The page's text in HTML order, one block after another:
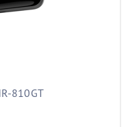
810GT